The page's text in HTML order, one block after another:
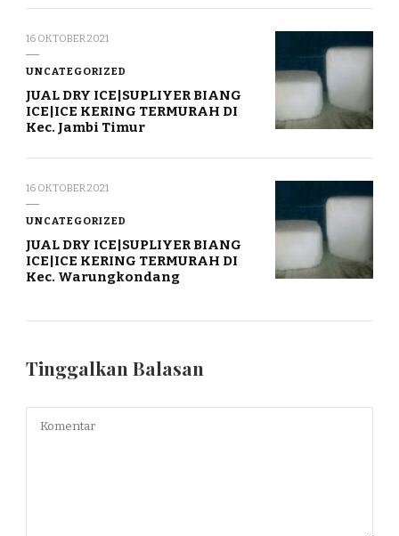
16 OKTOBER 2021
UNCATEGORIZED
JUAL DRY ICE|SUPLIYER BIANG
ICE|ICE KERING TERMURAH DI
Kec. Jambi Timur
16 OKTOBER 2021
UNCATEGORIZED
JUAL DRY ICE|SUPLIYER BIANG
ICE|ICE KERING TERMURAH DI
Kec. Warungkondang
Tinggalkan Balasan